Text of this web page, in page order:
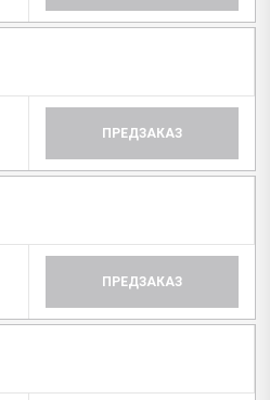
ПРЕДЗАКАЗ
ПРЕДЗАКАЗ